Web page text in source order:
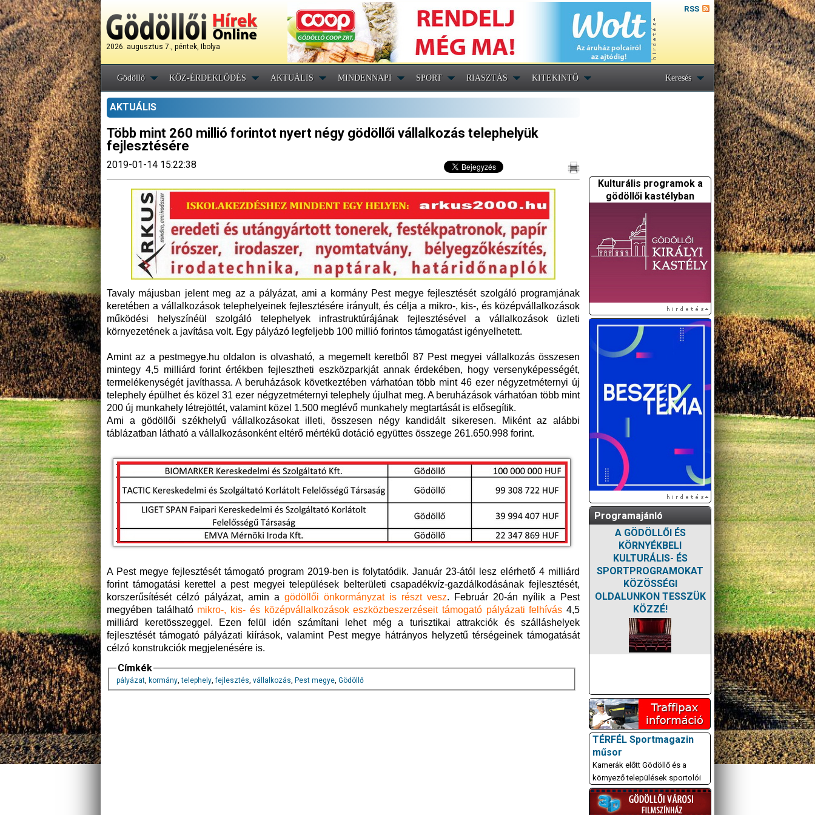
2026. augusztus 7., péntek, Ibolya
RSS
Gödöllő KÖZ-ÉRDEKLŐDÉS AKTUÁLIS MINDENNAPI SPORT RIASZTÁS KITEKINTŐ Keresés
AKTUÁLIS
Több mint 260 millió forintot nyert négy gödöllői vállalkozás telephelyük
fejlesztésére
2019-01-14 15:22:38
Tavaly májusban jelent meg az a pályázat, ami a kormány Pest megye fejlesztését szolgáló programjának
keretében a vállalkozások telephelyeinek fejlesztésére irányult, és célja a mikro-, kis-, és középvállalkozások
működési helyszínéül szolgáló telephelyek infrastruktúrájának fejlesztésével a vállalkozások üzleti
környezetének a javítása volt. Egy pályázó legfeljebb 100 millió forintos támogatást igényelhetett.
Amint az a pestmegye.hu oldalon is olvasható, a megemelt keretből 87 Pest megyei vállalkozás összesen
mintegy 4,5 milliárd forint értékben fejlesztheti eszközparkját annak érdekében, hogy versenyképességét,
termelékenységét javíthassa. A beruházások következtében várhatóan több mint 46 ezer négyzetméternyi új
telephely épülhet és közel 31 ezer négyzetméternyi telephely újulhat meg. A beruházások várhatóan több mint
200 új munkahely létrejöttét, valamint közel 1.500 meglévő munkahely megtartását is elősegítik.
Ami a gödöllői székhelyű vállalkozásokat illeti, összesen négy kandidált sikeresen. Miként az alábbi
táblázatban látható a vállalkozásonként eltérő mértékű dotáció együttes összege 261.650.998 forint.
A Pest megye fejlesztését támogató program 2019-ben is folytatódik. Január 23-ától lesz elérhető 4 milliárd
forint támogatási kerettel a pest megyei települések belterületi csapadékvíz-gazdálkodásának fejlesztését,
korszerűsítését célzó pályázat, amin a gödöllői önkormányzat is részt vesz. Február 20-án nyílik a Pest
megyében található mikro-, kis- és középvállalkozások eszközbeszerzéseit támogató pályázati felhívás 4,5
milliárd keretösszeggel. Ezen felül idén számítani lehet még a turisztikai attrakciók és szálláshelyek
fejlesztését támogató pályázati kiírások, valamint Pest megye hátrányos helyzetű térségeinek támogatását
célzó konstrukciók megjelenésére is.
Címkék
pályázat, kormány,telephely,fejlesztés, vállalkozás, Pest megye, Gödöllő
Kulturális programok a
gödöllői kastélyban
Programajánló
A GÖDÖLLŐI ÉS
KÖRNYÉKBELI
KULTURÁLIS- ÉS
SPORTPROGRAMOKAT
KÖZÖSSÉGI
OLDALUNKON TESSZÜK
KÖZZÉ!
TÉRFÉL Sportmagazin
műsor
Kamerák előtt Gödöllő és a
környező települések sportolói